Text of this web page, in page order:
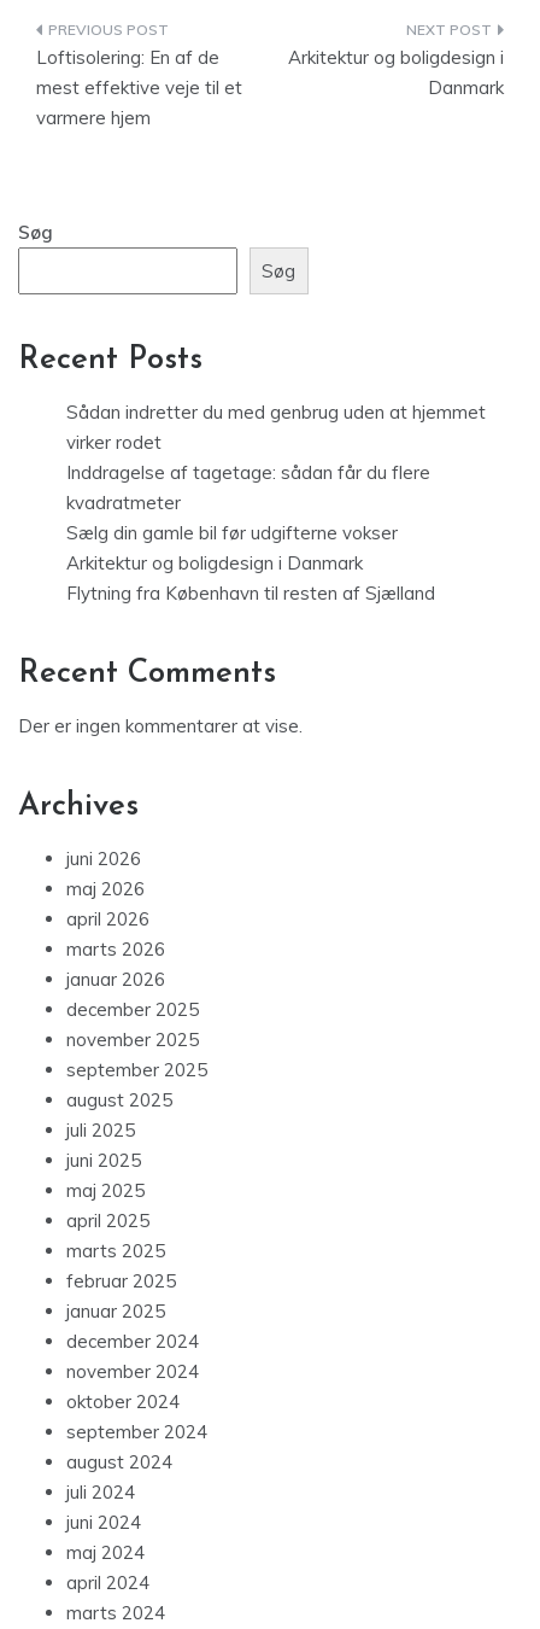
Indlægsnavigation
Loftisolering: En af de
mest effektive veje til et
varmere hjem
Arkitektur og boligdesign i
Danmark
Søg
Søg
Recent Posts
Sådan indretter du med genbrug uden at hjemmet
virker rodet
Inddragelse af tagetage: sådan får du flere
kvadratmeter
Sælg din gamle bil før udgifterne vokser
Arkitektur og boligdesign i Danmark
Flytning fra København til resten af Sjælland
Recent Comments
Der er ingen kommentarer at vise.
Archives
juni 2026
maj 2026
april 2026
marts 2026
januar 2026
december 2025
november 2025
september 2025
august 2025
juli 2025
juni 2025
maj 2025
april 2025
marts 2025
februar 2025
januar 2025
december 2024
november 2024
oktober 2024
september 2024
august 2024
juli 2024
juni 2024
maj 2024
april 2024
marts 2024